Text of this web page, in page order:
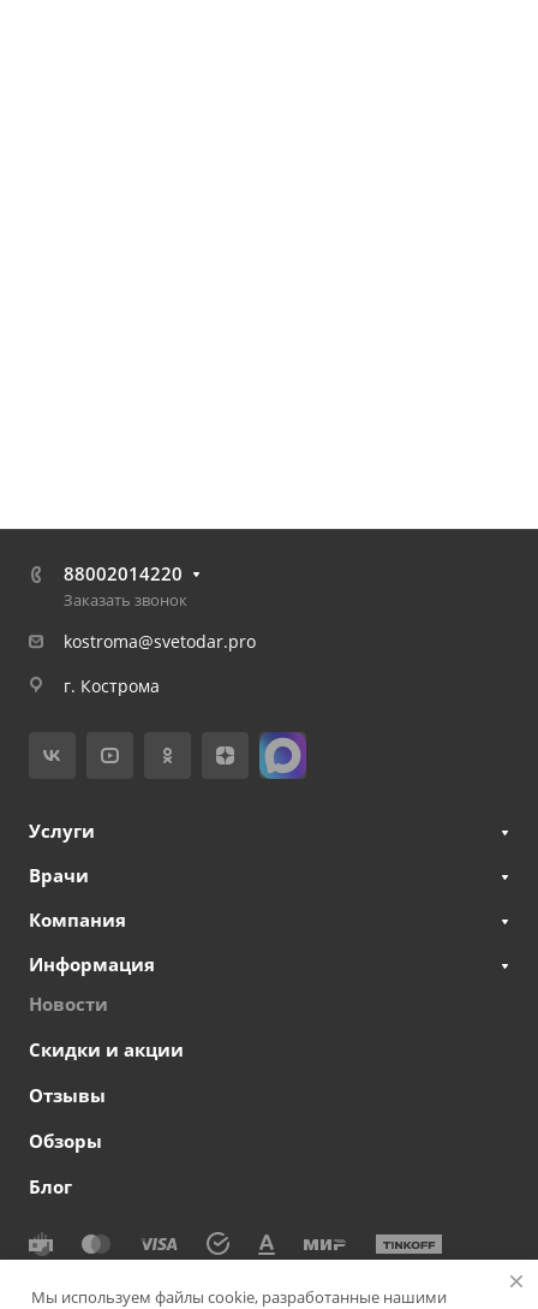
88002014220
Заказать звонок
kostroma@svetodar.pro
г. Кострома
Услуги
Врачи
Компания
Информация
Новости
Скидки и акции
Отзывы
Обзоры
Блог
© 2026 Сеть офтальмологических клиник СВЕТОДАР
Мы используем файлы cookie, разработанные нашими